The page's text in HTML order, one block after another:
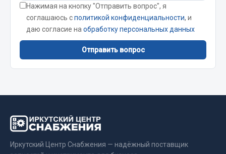
Показать ещё
Весь раздел
Цепи подъёмные
РТИ
Кольца уплотнительные
Нажимая на кнопку "Отправить вопрос", я
соглашаюсь сполитикой конфиденциальности, и
даю согласие на обработку персональных данных
Отправить вопрос
Иркутский Центр Снабжения — надёжный поставщик